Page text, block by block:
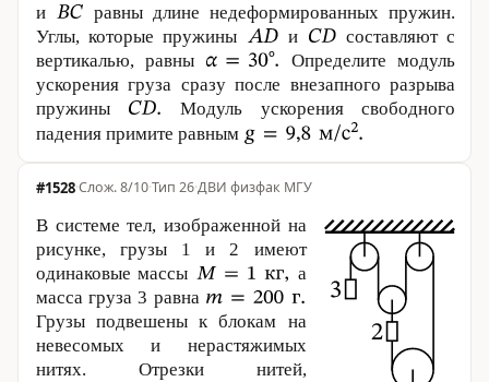
и
равны длине недеформированных пружин.
Углы, которые пружины
и
составляют с
вертикалью, равны
Определите модуль
ускорения груза сразу после внезапного разрыва
пружины
Модуль ускорения свободного
падения примите равным
#1528· 8/10·Тип 26·ДВИ физфак МГУ
В системе тел, изображенной на
рисунке, грузы 1 и 2 имеют
одинаковые массы
а
масса груза 3 равна
Грузы подвешены к блокам на
невесомых и нерастяжимых
нитях. Отрезки нитей,